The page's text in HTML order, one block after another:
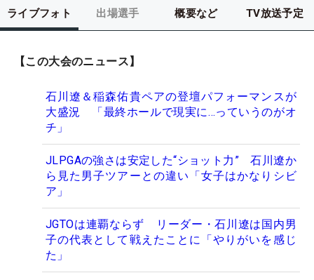
ライブフォト 出場選手 概要など TV放送予定
【この大会のニュース】
石川遼＆稲森佑貴ペアの登壇パフォーマンスが
大盛況 「最終ホールで現実に…っていうのがオ
チ」
JLPGAの強さは安定した“ショット力” 石川遼か
ら見た男子ツアーとの違い「女子はかなりシビ
ア」
JGTOは連覇ならず リーダー・石川遼は国内男
子の代表として戦えたことに「やりがいを感じ
た」